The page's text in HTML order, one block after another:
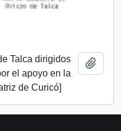
Talca dirigidos
el apoyo en la
de Curicó]